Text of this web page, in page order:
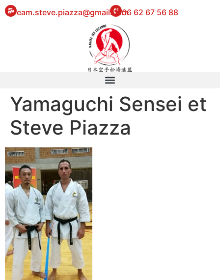
eam.steve.piazza@gmail.com06 62 67 56 88
Yamaguchi Sensei et
Steve Piazza